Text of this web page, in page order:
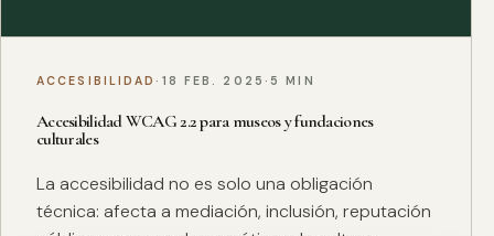
ACCESIBILIDAD · 18 FEB. 2025 · 5 MIN
Accesibilidad WCAG 2.2 para museos y fundaciones
culturales
La accesibilidad no es solo una obligación
técnica: afecta a mediación, inclusión, reputación